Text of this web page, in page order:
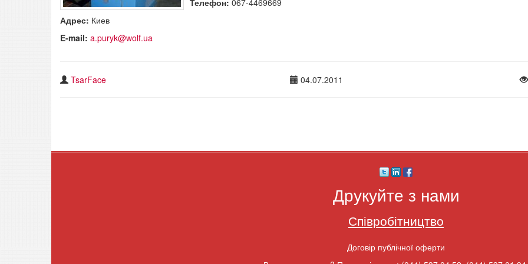
Телефон: 067-4469669
Адрес: Киев
E-mail: a.puryk@wolf.ua
TsarFace 04.07.2011
Друкуйте з нами
Співробітництво
Договір публічної оферти